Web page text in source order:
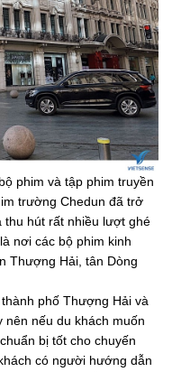
phim và tập phim truyền
trường Chedun đã trở
thu hút rất nhiều lượt ghé
nơi các bộ phim kinh
Thượng Hải, tân Dòng
phố Thượng Hải và
nếu du khách muốn
bị tốt cho chuyến
có người hướng dẫn